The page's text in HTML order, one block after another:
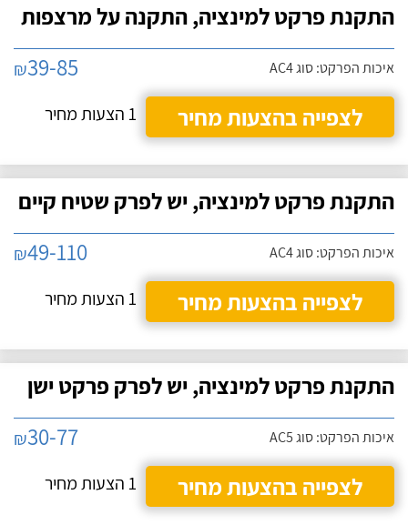
התקנת פרקט למינציה, התקנה על מרצפות
איכות הפרקט: סוג AC4 ₪39-85
לצפייה בהצעות מחיר
1 הצעות מחיר
התקנת פרקט למינציה, יש לפרק שטיח קיים
איכות הפרקט: סוג AC4 ₪49-110
לצפייה בהצעות מחיר
1 הצעות מחיר
התקנת פרקט למינציה, יש לפרק פרקט ישן
איכות הפרקט: סוג AC5 ₪30-77
לצפייה בהצעות מחיר
1 הצעות מחיר